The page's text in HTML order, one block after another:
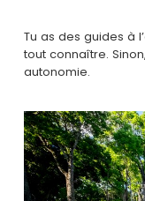
Tu as des guides à
tout connaître.
autonomie.